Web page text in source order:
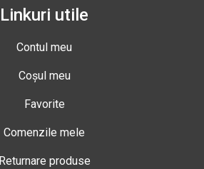
Linkuri utile
Contul meu
Coșul meu
Favorite
Comenzile mele
Returnare produse